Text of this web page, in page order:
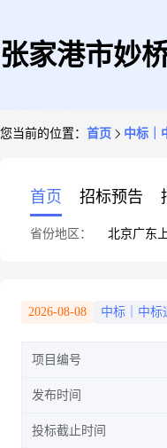
张家港市妙
您当前的位置： 首页 中标｜
首页 招标预告
省份地区： 北京广东
2026-08-08 中标｜中标
项目编号
发布时间
投标截止时间